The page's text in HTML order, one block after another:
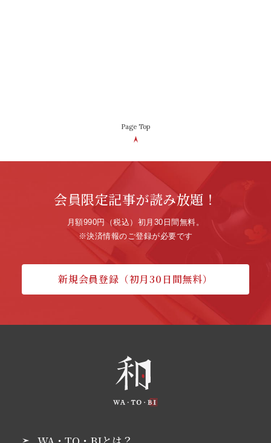
Page Top
会員限定記事が読み放題！
月額990円（税込）初月30日間無料。
※決済情報のご登録が必要です
新規会員登録（初月30日間無料）